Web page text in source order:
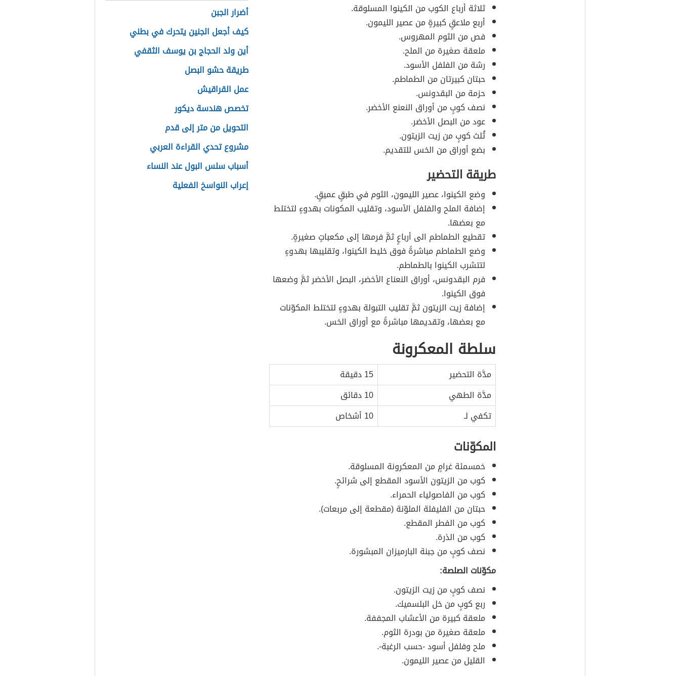
ثلاثة أرباع الكوب من الكينوا المسلوقة.
أربع ملاعقٍ كبيرةٍ من عصير الليمون.
فص من الثوم المهروس.
ملعقة صغيرة من الملح.
رشة من الفلفل الأسود.
حبتان كبيرتان من الطماطم.
حزمة من البقدونس.
نصف كوبٍ من أوراق النعنع الأخضر.
عود من البصل الأخضر.
ثُلث كوبٍ من زيت الزيتون.
بضع أوراق من الخس للتقديم.
طريقة التحضير
وضع الكينوا، عصير الليمون، الثوم في طبقٍ عميقٍ.
إضافة الملح والفلفل الأسود، وتقليب المكونات بهدوءٍ لتختلط
مع بعضها.
تقطيع الطماطم الى أرباعٍ ثمَّ فرمها إلى مكعباتٍ صغيرةٍ.
وضع الطماطم مباشرةً فوق خليط الكينوا، وتقليبها بهدوءٍ
لتتشرب الكينوا بالطماطم.
فرم البقدونس، أوراق النعناع الأخضر، البصل الأخضر ثمَّ وضعها
فوق الكينوا.
إضافة زيت الزيتون ثمَّ تقليب التبولة بهدوءٍ لتختلط المكوّنات
مع بعضها، وتقديمها مباشرةً مع أوراق الخس.
سلطة المعكرونة
مدَّة التحضير
15 دقيقة
مدَّة الطهي
10 دقائق
تكفي لـ
10 أشخاص
المكوّنات
خمسمئة غرامٍ من المعكرونة المسلوقة.
كوب من الزيتون الأسود المقطع إلى شرائحٍ.
كوب من الفاصولياء الحمراء.
حبتان من الفليفلة الملوّنة (مقطعة إلى مربعات).
كوب من الفطر المقطع.
كوب من الذرة.
نصف كوبٍ من جبنة البارميزان المبشورة.
مكوّنات الصلصة:
نصف كوبٍ من زيت الزيتون.
ربع كوبٍ من خل البلسميك.
ملعقة كبيرة من الأعشاب المجففة.
ملعقة صغيرة من بودرة الثوم.
ملح وفلفل أسود -حسب الرغبة-.
القليل من عصير الليمون.
أضرار الجبن
كيف أجعل الجنين يتحرك في بطني
أين ولد الحجاج بن يوسف الثقفي
طريقة حشو البصل
عمل القراقيش
تخصص هندسة ديكور
التحويل من متر إلى قدم
مشروع تحدي القراءة العربي
أسباب سلس البول عند النساء
إعراب النواسخ الفعلية